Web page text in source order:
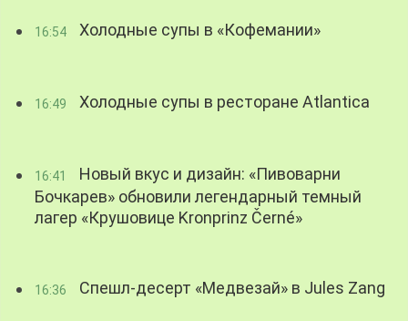
16:54 Холодные супы в «Кофемании»
16:49 Холодные супы в ресторане Atlantica
16:41
Новый вкус и дизайн: «Пивоварни
Бочкарев» обновили легендарный темный
лагер «Крушовице Kronprinz Černé»
16:36 Спешл-десерт «Медвезай» в Jules Zang